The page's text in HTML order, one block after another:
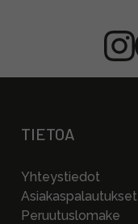
TIETOA
Yhteystiedot
Asiakaspalautukset
Peruutuslomake